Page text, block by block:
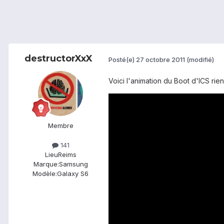
destructorXxX
Membre
141
LieuReims
Marque:Samsung
Modèle:Galaxy S6
Posté(e) 27 octobre 2011 (modifié)
Voici l'animation du Boot d'ICS